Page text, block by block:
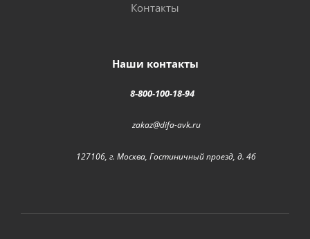
Контакты
Наши контакты
8-800-100-18-94
zakaz@difa-avk.ru
127106, г. Москва, Гостиничный проезд, д. 4б